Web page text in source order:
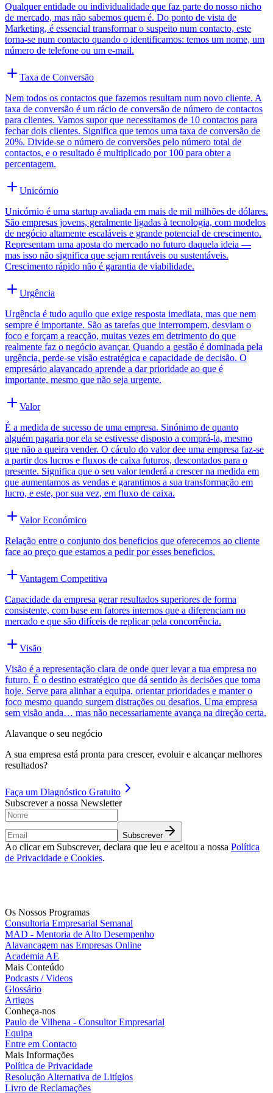
Qualquer entidade ou individualidade que faz parte do nosso nicho
de mercado, mas não sabemos quem é. Do ponto de vista de
Marketing, é essencial transformar o suspeito num contacto, este
torna-se num contacto quando o identificamos: temos um nome, um
número de telefone ou um e-mail.
Taxa de Conversão
Nem todos os contactos que fazemos resultam num novo cliente. A
taxa de conversão é um rácio de conversão de número de contactos
para clientes. Vamos supor que necessitamos de 10 contactos para
fechar dois clientes. Significa que temos uma taxa de conversão de
20%. Divide-se o número de conversões pelo número total de
contactos, e o resultado é multiplicado por 100 para obter a
percentagem.
Unicórnio
Unicórnio é uma startup avaliada em mais de mil milhões de dólares.
São empresas jovens, geralmente ligadas à tecnologia, com modelos
de negócio altamente escaláveis e grande potencial de crescimento.
Representam uma aposta do mercado no futuro daquela ideia —
mas isso não significa que sejam rentáveis ou sustentáveis.
Crescimento rápido não é garantia de viabilidade.
Urgência
Urgência é tudo aquilo que exige resposta imediata, mas que nem
sempre é importante. São as tarefas que interrompem, desviam o
foco e forçam a reacção, muitas vezes em detrimento do que
realmente faz o negócio avançar. Quando a gestão é dominada pela
urgência, perde-se visão estratégica e capacidade de decisão. O
empresário alavancado aprende a dar prioridade ao que é
importante, mesmo que não seja urgente.
Valor
É a medida de sucesso de uma empresa. Sinónimo de quanto
alguém pagaria por ela se estivesse disposto a comprá-la, mesmo
que não a queira vender. O cáculo do valor dee uma empresa faz-se
a partir dos lucros e fluxos de caixa futuros, descontados para o
presente. Significa que o seu valor tenderá a crescer na medida em
que aumentamos as vendas e garantimos a sua transformação em
lucro, e este, por sua vez, em fluxo de caixa.
Valor Económico
Relação entre o conjunto dos beneficios que oferecemos ao cliente
face ao preço que estamos a pedir por esses beneficios.
Vantagem Competitiva
Capacidade da empresa gerar resultados superiores de forma
consistente, com base em fatores internos que a diferenciam no
mercado e que são difíceis de replicar pela concorrência.
Visão
Visão é a representação clara de onde quer levar a tua empresa no
futuro. É o destino estratégico que dá sentido às decisões que toma
hoje. Serve para alinhar a equipa, orientar prioridades e manter o
foco mesmo quando surgem distrações ou desafios. Uma empresa
sem visão anda… mas não necessariamente avança na direção certa.
Alavanque o seu negócio
A sua empresa está pronta para crescer, evoluir e alcançar melhores
resultados?
Faça um Diagnóstico Gratuito
Subscrever a nossa Newsletter
Subscrever
Ao clicar em Subscrever, declara que leu e aceitou a nossa Política
de Privacidade e Cookies.
Os Nossos Programas
Consultoria Empresarial Semanal
MAD - Mentoria de Alto Desempenho
Alavancagem nas Empresas Online
Academia AE
Mais Conteúdo
Podcasts / Videos
Glossário
Artigos
Conheça-nos
Paulo de Vilhena - Consultor Empresarial
Equipa
Entre em Contacto
Mais Informações
Política de Privacidade
Resolução Alternativa de Litígios
Livro de Reclamações